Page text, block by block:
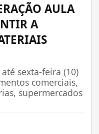
AULA
A
sexta-feira (10)
comerciais,
supermercados